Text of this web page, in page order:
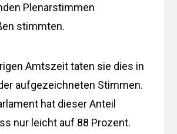
Plenarstimmen
stimmten.
Amtszeit taten sie dies in
aufgezeichneten Stimmen.
hat dieser Anteil
nur leicht auf 88 Prozent.